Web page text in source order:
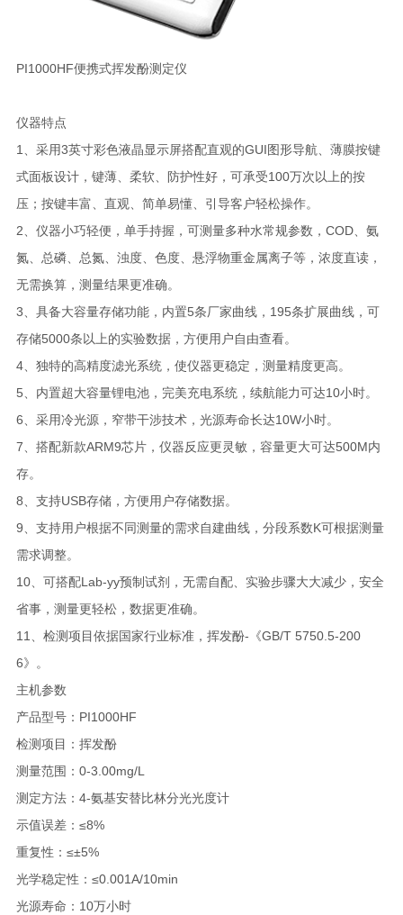
PI1000HF便携式挥发酚测定仪
仪器特点
1、采用3英寸彩色液晶显示屏搭配直观的GUI图形导航、薄膜按键
式面板设计，键薄、柔软、防护性好，可承受100万次以上的按
压；按键丰富、直观、简单易懂、引导客户轻松操作。
2、仪器小巧轻便，单手持握，可测量多种水常规参数，COD、氨
氮、总磷、总氮、浊度、色度、悬浮物重金属离子等，浓度直读，
无需换算，测量结果更准确。
3、具备大容量存储功能，内置5条厂家曲线，195条扩展曲线，可
存储5000条以上的实验数据，方便用户自由查看。
4、独特的高精度滤光系统，使仪器更稳定，测量精度更高。
5、内置超大容量锂电池，完美充电系统，续航能力可达10小时。
6、采用冷光源，窄带干涉技术，光源寿命长达10W小时。
7、搭配新款ARM9芯片，仪器反应更灵敏，容量更大可达500M内
存。
8、支持USB存储，方便用户存储数据。
9、支持用户根据不同测量的需求自建曲线，分段系数K可根据测量
需求调整。
10、可搭配Lab-yy预制试剂，无需自配、实验步骤大大减少，安全
省事，测量更轻松，数据更准确。
11、检测项目依据国家行业标准，挥发酚-《GB/T 5750.5-200
6》。
主机参数
产品型号：PI1000HF
检测项目：挥发酚
测量范围：0-3.00mg/L
测定方法：4-氨基安替比林分光光度计
示值误差：≤8%
重复性：≤±5%
光学稳定性：≤0.001A/10min
光源寿命：10万小时